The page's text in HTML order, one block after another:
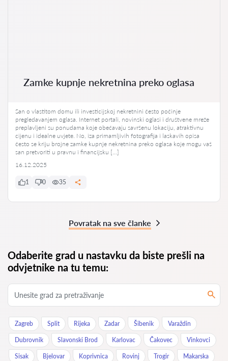
Zamke kupnje nekretnina preko oglasa
San o vlastitom domu ili investicijskoj nekretnini često počinje
pregledavanjem oglasa. Internet portali, novinski oglasi i društvene mreže
preplavljeni su ponudama koje obećavaju savršenu lokaciju, atraktivnu
cijenu i idealne uvjete. No, iza primamljivih fotografija i laskavih opisa
često se kriju brojne zamke kupnje nekretnina preko oglasa koje mogu vaš
san pretvoriti u pravnu i financijsku […]
16.12.2025
1 0 35
Povratak na sve članke
Odaberite grad u nastavku da biste prešli na
odvjetnike na tu temu:
Zagreb Split Rijeka Zadar Šibenik Varaždin
Dubrovnik Slavonski Brod Karlovac Čakovec Vinkovci
Sisak Bjelovar Koprivnica Rovinj Trogir Makarska